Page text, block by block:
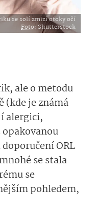
se solí zmizí otoky očí
Foto: Shutterstock
ale o metodu
(kde je známá
alergici,
ORL
se stala
se
pohledem,